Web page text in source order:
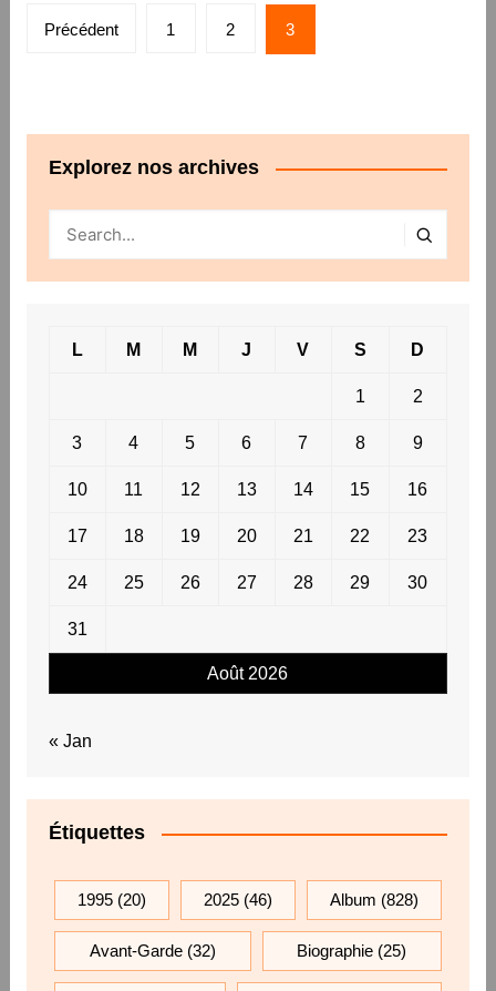
Pagination
Précédent 1 2 3
Explorez nos archives
Août 2026
L M M J V S D
1 2
3 4 5 6 7 8 9
10 11 12 13 14 15 16
17 18 19 20 21 22 23
24 25 26 27 28 29 30
31
« Jan
Étiquettes
1995(20) 2025 (46) Album (828)
Avant-Garde(32) Biographie (25)